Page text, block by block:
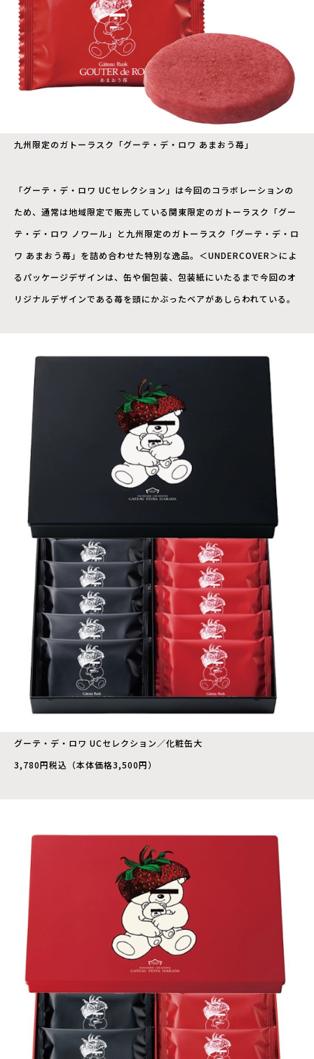
九州限定のガトーラスク「グーテ・デ・ロワ あまおう苺」
「グーテ・デ・ロワ UCセレクション」は今回のコラボレーションの
ため、通常は地域限定で販売している関東限定のガトーラスク「グー
テ・デ・ロワ ノワール」と九州限定のガトーラスク「グーテ・デ・ロ
ワ あまおう苺」を詰め合わせた特別な逸品。＜UNDERCOVER＞によ
るパッケージデザインは、缶や個包装、包装紙にいたるまで今回のオ
リジナルデザインである苺を頭にかぶったベアがあしらわれている。
グーテ・デ・ロワ UCセレクション／化粧缶大
3,780円税込（本体価格3,500円）